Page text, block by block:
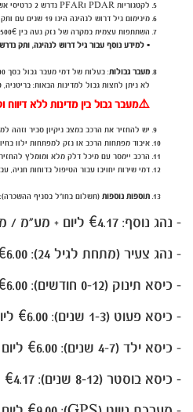
לקטגוריות PDAR וPFAR נדרש 2 כרטיסי אשראי בינלאומיים על שם הנהג הראשי לפיקדון בתחנה.
מינימום גיל דרוש לנהיגה הינו 19 שנים
עם
השתתפות עצמית במקרה של נזק נעה בין €750-2500€ בהתאם לסוג הרכב. הכיסוי הביטוחי אינו כולל נזקים למרכב התחתון של הרכב, צמיגים, שמשות וגג הרכב.
▪️ למידע נוסף עבור גיל דרוש לנהיגה, ותק
מעבר גבולות: בעלות של דמי מעבר גבול בסך .00 +
לא ניתן לחצות גבול למדינות הבאות:
⚠️מעבר גבול בין מדינות ללא
יש להחזיר את הרכב במצב ניקיון סביר וזהה
איבוד מפתחות הרכב או נזק למפתחות ילוו
הרכב יימסר עם מיכל דלק מלא ומומלץ
דמי שירות יחויבו עבור הטיפול בדוחות חניה,
תוספות נוספות (תשלום בחו"ל בסניף ההשכרה):
- נהג נוסף: €4.17 ליום + מע"מ / מקסימום להשכרה
- נהג צעיר (מתחת לגיל 24):
.00
- כיסא תינוק (0-12 חודשים): €6.00 ליום + מע"מ / מקסימום להשכרה €72.00 + מע"מ.
- כיסא פעוט (1-3 שנים): €6.00 ליום + מע"מ / מקסימום להשכרה €72.00 + מע"מ.
- כיסא ילד (4-7 שנים): €6.00 ליום + מע"מ / מקסימום להשכרה €72.00 + מע"מ.
- כיסא בוסטר (8-12 שנים): €4.17 ליום + מע"מ / מקסימום להשכרה €50.00 + מע"מ.